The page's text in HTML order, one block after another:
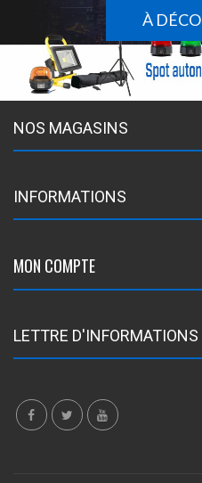
À
NOS MAGASINS
INFORMATIONS
MON COMPTE
LETTRE D'INFORMATIONS